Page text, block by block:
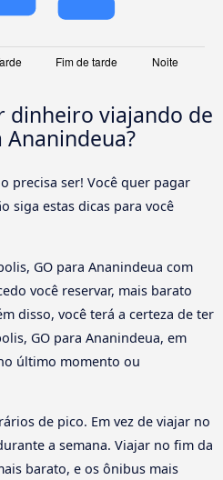
dinheiro viajando de
Ananindeua?
precisa ser! Você quer pagar
siga estas dicas para você
GO para Ananindeua com
você reservar, mais barato
disso, você terá a certeza de ter
GO para Ananindeua, em
último momento ou
de pico. Em vez de viajar no
a semana. Viajar no fim da
barato, e os ônibus mais